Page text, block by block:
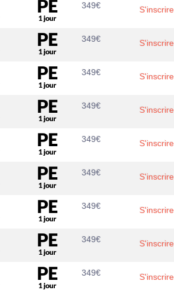
349€ S'inscrire
349€ S'inscrire
349€ S'inscrire
349€ S'inscrire
349€ S'inscrire
349€ S'inscrire
349€ S'inscrire
349€ S'inscrire
349€ S'inscrire